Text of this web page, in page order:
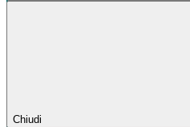
Chiudi